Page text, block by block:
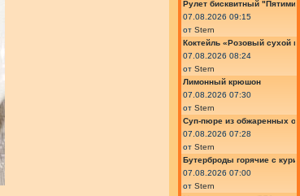
Рулет бисквитный
07.08.2026 09:15
от Stern
Коктейль «Розовый сухой
07.08.2026 08:24
от Stern
Лимонный крюшон
07.08.2026 07:30
от Stern
Суп-пюре из обжаренных
07.08.2026 07:28
от Stern
Бутерброды горячие с
07.08.2026 07:00
от Stern